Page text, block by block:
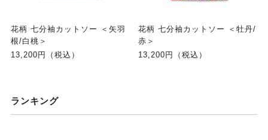
花柄 七分袖カットソー ＜矢羽
根/白桃＞
13,200円（税込）
花柄 七分袖カットソー ＜牡丹/
赤＞
13,200円（税込）
ランキング